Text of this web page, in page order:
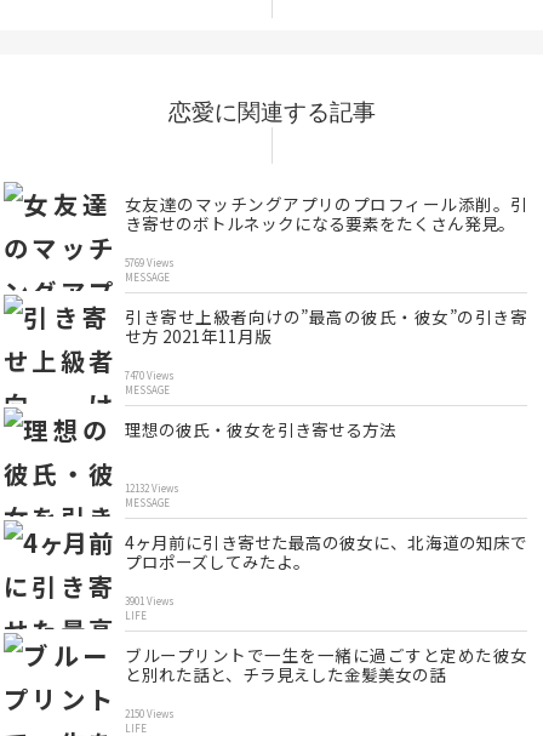
恋愛に関連する記事
女友達のマッチングアプリのプロフィール添削。引
き寄せのボトルネックになる要素をたくさん発見。
5769 Views
MESSAGE
引き寄せ上級者向けの”最高の彼氏・彼女”の引き寄
せ方 2021年11月版
7470 Views
MESSAGE
理想の彼氏・彼女を引き寄せる方法
12132 Views
MESSAGE
4ヶ月前に引き寄せた最高の彼女に、北海道の知床で
プロポーズしてみたよ。
3901 Views
LIFE
ブループリントで一生を一緒に過ごすと定めた彼女
と別れた話と、チラ見えした金髪美女の話
2150 Views
LIFE